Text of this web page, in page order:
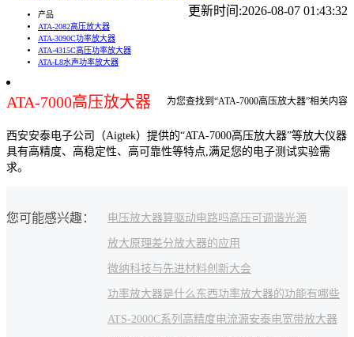
更新时间:2026-08-07 01:43:32
产品
ATA-2082高压放大器
ATA-3090C功率放大器
ATA-4315C高压功率放大器
ATA-L8水声功率放大器
ATA-7000高压放大器 为您查找到“ATA-7000高压放大器”相关内容
西安安泰电子公司（Aigtek）提供的“ATA-7000高压放大器”等放大仪器
具有高精度、高稳定性、高可靠性等特点,满足您的电子测试实验需
求。
您可能感兴趣： 电压放大器算驱动电路吗高压 可调谐光源
放大原理差分放大器的应用
微纳科技与先进材料创新大会
功率放大器是什么东西功率放大器的功能有哪些
ATS-2000C系列高精度电流源安泰电 宽带放大器